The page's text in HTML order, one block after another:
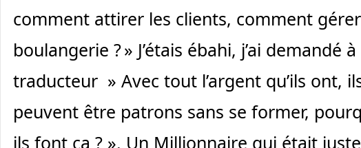
comment attirer les clients, comment
boulangerie ? » J’étais ébahi, j’ai demandé
traducteur » Avec tout l’argent qu’ils ont,
peuvent être patrons sans se former,
ils font ça ? ». Un Millionnaire qui était juste